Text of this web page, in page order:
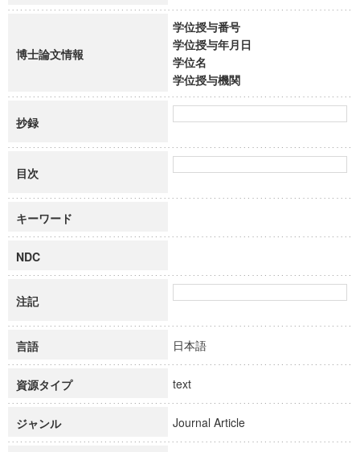
博士論文情報
学位授与番号
学位授与年月日
学位名
学位授与機関
抄録
目次
キーワード
NDC
注記
言語 日本語
資源タイプ text
ジャンル Journal Article